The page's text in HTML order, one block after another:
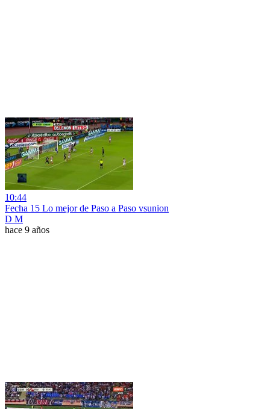
10:44
Fecha 15 Lo mejor de Paso a Paso vsunion
D M
hace 9 años